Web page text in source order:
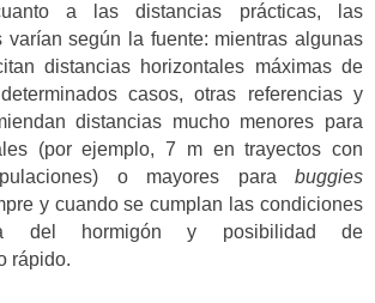
a las distancias prácticas, las
varían según la fuente: mientras algunas
distancias horizontales máximas de
casos, otras referencias y
distancias mucho menores para
(por ejemplo, 7 m en trayectos con
o mayores para buggies
y cuando se cumplan las condiciones
del hormigón y posibilidad de
rápido.